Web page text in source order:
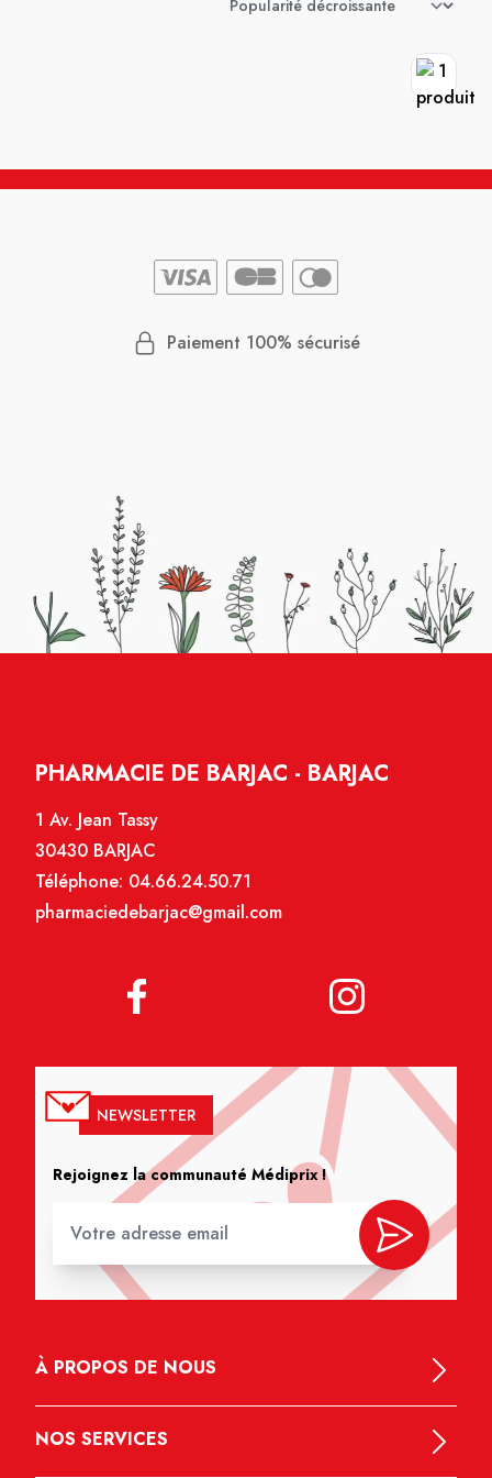
Paiement 100% sécurisé
PHARMACIE DE BARJAC - BARJAC
1 Av. Jean Tassy
30430 BARJAC
Téléphone: 04.66.24.50.71
pharmaciedebarjac@gmail.com
NEWSLETTER
Rejoignez la communauté Médiprix !
À PROPOS DE NOUS
NOS SERVICES